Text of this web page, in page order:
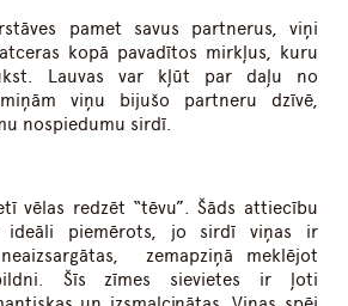
pamet savus partnerus, viņi
kopā pavadītos mirkļus, kuru
Lauvas var kļūt par daļu no
viņu bijušo partneru dzīvē,
nospiedumu sirdī.
vēlas redzēt “tēvu”. Šāds attiecību
ideāli piemērots, jo sirdī viņas ir
zemapziņā meklējot
Šīs zīmes sievietes ir ļoti